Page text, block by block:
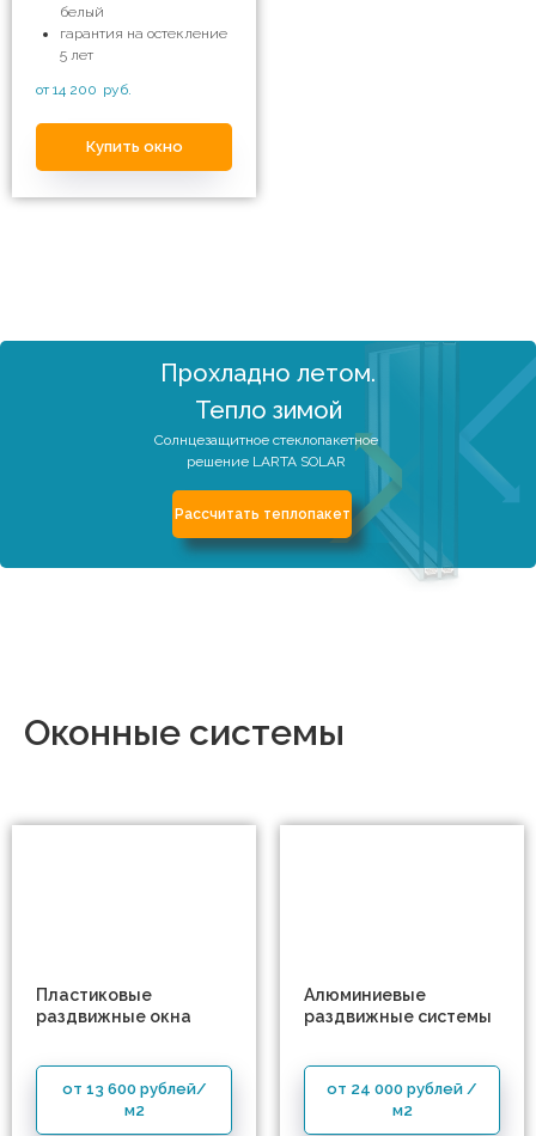
белый
гарантия на остекление
5 лет
от 14 200 руб.
Купить окно
Рассчитать теплопакет
Прохладно летом.
Тепло зимой
Солнцезащитное стеклопакетное
решение LARTA SOLAR
Оконные системы
Пластиковые
раздвижные окна
от 13 600 рублей/
м2
Алюминиевые
раздвижные системы
от 24 000 рублей /
м2